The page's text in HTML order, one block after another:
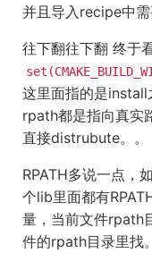
并且导入recipe中
往下翻往下翻 终于
这里面指的是install
rpath都是指向真实
直接distrubute。。
RPATH多说一点，
个lib里面都有
量，当前文件rpath
件的rpath目录里找。